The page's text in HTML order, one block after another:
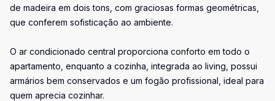
de madeira em dois tons, com graciosas formas geométricas,
que conferem sofisticação ao ambiente.
O ar condicionado central proporciona conforto em todo o
apartamento, enquanto a cozinha, integrada ao living, possui
armários bem conservados e um fogão profissional, ideal para
quem aprecia cozinhar.